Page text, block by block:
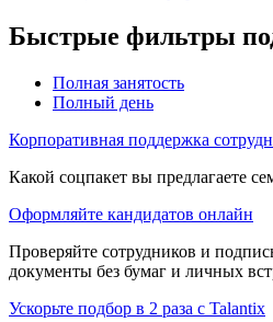
Быстрые фильтры
Полная занятость
Полный день
Корпоративная поддержка
Какой соцпакет вы предлагаете
Оформляйте кандидатов онлайн
Проверяйте сотрудников и
документы без бумаг и личных
Ускорьте подбор в 2 раза с Talantix